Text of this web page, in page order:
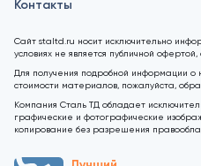
Контакты
Сайт staltd.ru носит исключительно
условиях не является публичной
Для получения подробной информации о
стоимости материалов, пожалуйста,
Компания Сталь ТД обладает
графические и фотографические
копирование без разрешения